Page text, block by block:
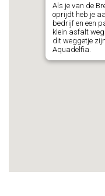
Als je van de
oprijdt heb je
bedrijf en een
klein asfalt
dit weggetje
Aquadelfia.